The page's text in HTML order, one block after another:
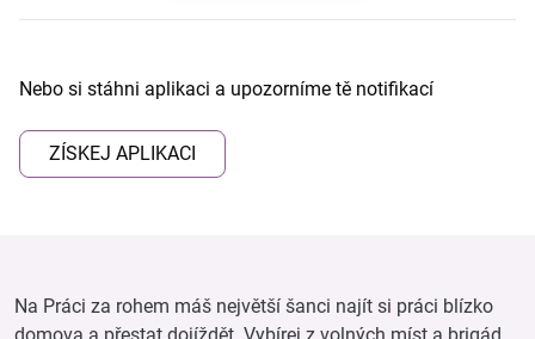
Nebo si stáhni aplikaci a upozorníme tě notifikací
ZÍSKEJ APLIKACI
Na Práci za rohem máš největší šanci najít si práci blízko
domova a přestat dojíždět. Vybírej z volných míst a brigád